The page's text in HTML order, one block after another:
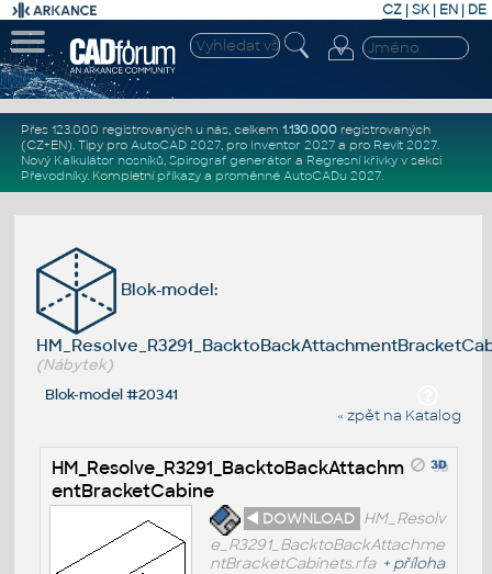
CZ | SK| EN | DE
Přes 123.000 registrovaných u nás, celkem 1.130.000registrovaných
(CZ+EN). Tipy pro AutoCAD 2027, pro Inventor 2027a pro Revit 2027.
Nový Kalkulátor nosníků, Spirograf generátor a Regresní křivkyv sekci
Převodníky. Kompletní příkazya proměnné AutoCADu 2027.
Blok-model:
(Nábytek)
Blok-model #20341
« zpět na Katalog
HM_Resolve_R3291_BacktoBackAttachm
entBracketCabine
◄ DOWNLOAD HM_Resolv
e_R3291_BacktoBackAttachme
ntBracketCabinets.rfa + příloha